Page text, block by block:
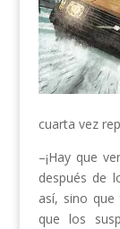
cuarta vez
–¡Hay que
después de
así, sino
que los